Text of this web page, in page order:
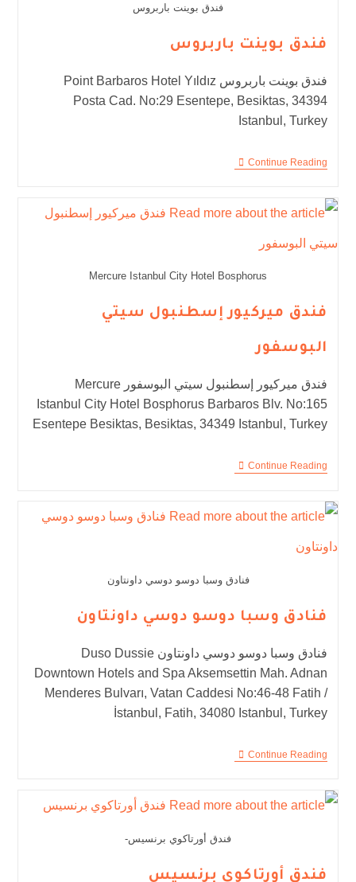
فندق بوينت باربروس
فندق بوينت باربروس
فندق بوينت باربروس Point Barbaros Hotel Yıldız
Posta Cad. No:29 Esentepe, Besiktas, 34394
Istanbul, Turkey
Continue Reading
Mercure Istanbul City Hotel Bosphorus
فندق ميركيور إسطنبول سيتي
البوسفور
فندق ميركيور إسطنبول سيتي البوسفور Mercure
Istanbul City Hotel Bosphorus Barbaros Blv. No:165
Esentepe Besiktas, Besiktas, 34349 Istanbul, Turkey
Continue Reading
فنادق وسبا دوسو دوسي داونتاون
فنادق وسبا دوسو دوسي داونتاون
فنادق وسبا دوسو دوسي داونتاون Duso Dussie
Downtown Hotels and Spa Aksemsettin Mah. Adnan
Menderes Bulvarı, Vatan Caddesi No:46-48 Fatih /
İstanbul, Fatih, 34080 Istanbul, Turkey
Continue Reading
فندق أورتاكوي برنسيس-
فندق أورتاكوي برنسيس